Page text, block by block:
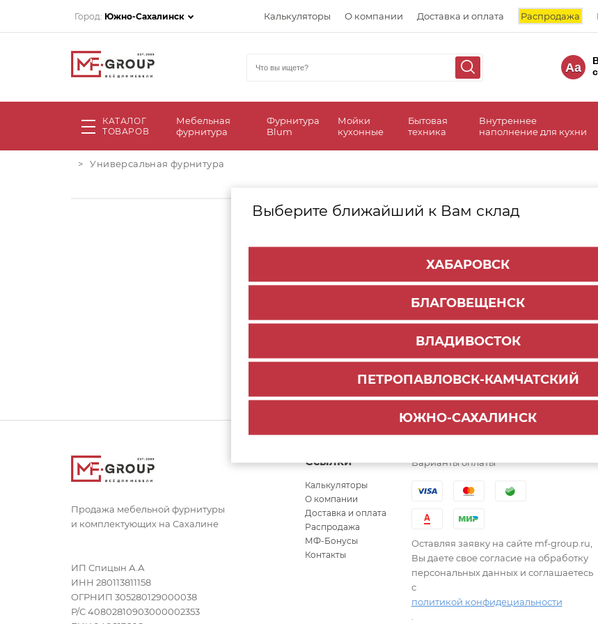
Город: Южно-Сахалинск Калькуляторы О компании Доставка и оплата Распродажа
Aa
КАТАЛОГ
ТОВАРОВ
Мебельная
фурнитура
Фурнитура
Blum
Мойки
кухонные
Бытовая
техника
Внутреннее
наполнение для кухни
Выберите ближайший к Вам склад
ХАБАРОВСК
БЛАГОВЕЩЕНСК
ВЛАДИВОСТОК
ПЕТРОПАВЛОВСК-КАМЧАТСКИЙ
ЮЖНО-САХАЛИНСК
> Универсальная фурнитура
Реставрационные материалы
Продажа мебельной фурнитуры
и комплектующих на Сахалине
ИП Спицын А.А
ИНН 280113811158
ОГРНИП 305280129000038
Р/С 40802810903000002353
Ссылки
Калькуляторы
О компании
Доставка и оплата
Распродажа
МФ-Бонусы
Контакты
Варианты оплаты
Оставляя заявку на сайте mf-group.ru,
Вы даете свое согласие на обработку
персональных данных и соглашаетесь
с
политикой конфидециальности